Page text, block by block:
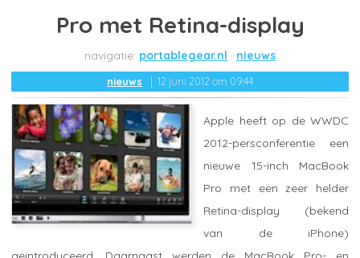
Pro met Retina-display
portablegear.nl nieuws
nieuws 12 juni 2012 om 09:44
Apple heeft op de WWDC
2012-persconferentie een
nieuwe 15-inch MacBook
Pro met een zeer helder
Retina-display (bekend
van de iPhone)